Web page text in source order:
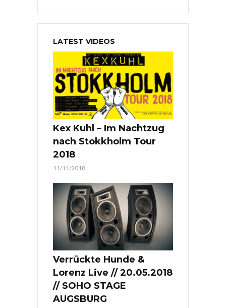
LATEST VIDEOS
Kex Kuhl – Im Nachtzug
nach Stokkholm Tour
2018
11/11/2018
Verrückte Hunde &
Lorenz Live // 20.05.2018
// SOHO STAGE
AUGSBURG